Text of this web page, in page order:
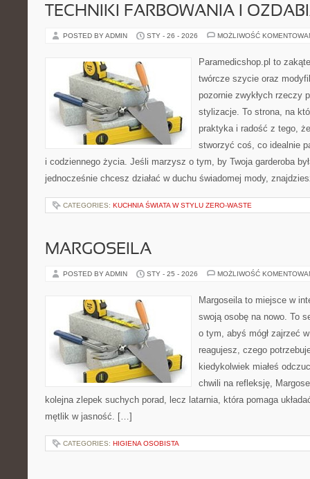
TECHNIKI FARBOWANIA I
POSTED BY ADMIN STY - 26 - 2026 MOŻLIWOŚĆ
Paramedicshop.pl to
twórcze szycie oraz
pozornie zwykłych rzeczy
stylizacje. To strona, na
praktyka i radość z tego,
stworzyć coś, co idealnie
i codziennego życia. Jeśli marzysz o tym, by Twoja garderoba
jednocześnie chcesz działać w duchu świadomej mody,
CATEGORIES: KUCHNIA ŚWIATA W STYLU ZERO-WASTE
MARGOSEILA
POSTED BY ADMIN STY - 25 - 2026 MOŻLIWOŚĆ
Margoseila to miejsce w
swoją osobę na nowo. To
o tym, abyś mógł zajrzeć
reagujesz, czego
kiedykolwiek miałeś
chwili na refleksję,
kolejna zlepek suchych porad, lecz latarnia, która pomaga
mętlik w jasność. […]
CATEGORIES: HIGIENA OSOBISTA